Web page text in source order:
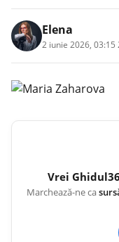
Elena
2 iunie 2026, 03:15
Vrei
Marchează-ne ca